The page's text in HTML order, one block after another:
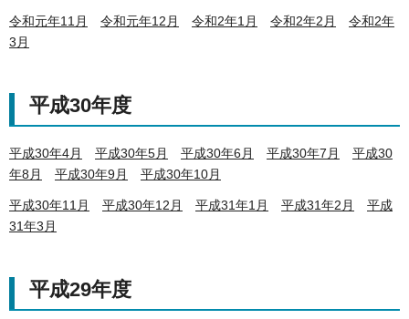
令和元年11月 令和元年12月 令和2年1月 令和2年2月
令和2年
3月
平成30年度
平成30年4月 平成30年5月 平成30年6月 平成30年7月
平成30
年8月
平成30年9月 平成30年10月
平成30年11月 平成30年12月 平成31年1月 平成31年2月
平成
31年3月
平成29年度